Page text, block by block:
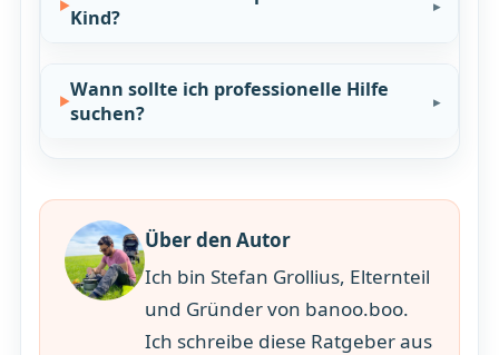
Kind?
Wann sollte ich professionelle Hilfe
suchen?
Über den Autor
Ich bin Stefan Grollius, Elternteil
und Gründer von banoo.boo.
Ich schreibe diese Ratgeber aus